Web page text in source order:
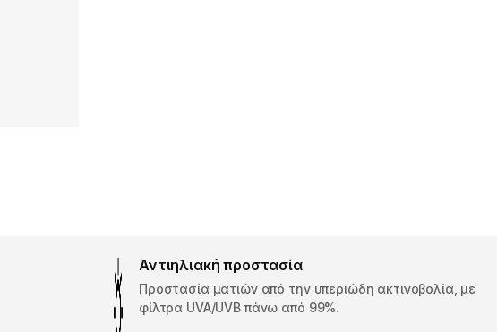
Αντιηλιακή προστασία
Προστασία ματιών από την υπεριώδη ακτινοβολία, με
φίλτρα UVA/UVB πάνω από 99%.